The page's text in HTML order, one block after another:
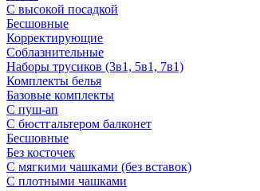
С высокой посадкой
Бесшовные
Корректирующие
Соблазнительные
Наборы трусиков (3в1, 5в1, 7в1)
Комплекты белья
Базовые комплекты
С пуш-ап
С бюстгальтером балконет
Бесшовные
Без косточек
С мягкими чашками (без вставок)
С плотными чашками